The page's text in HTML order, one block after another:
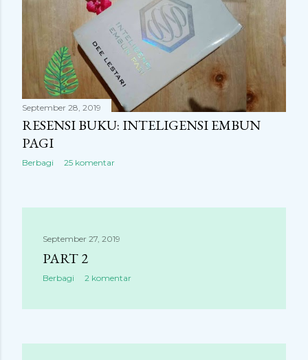
September 28, 2019
RESENSI BUKU: INTELIGENSI EMBUN
PAGI
Berbagi 25 komentar
September 27, 2019
PART 2
Berbagi 2 komentar